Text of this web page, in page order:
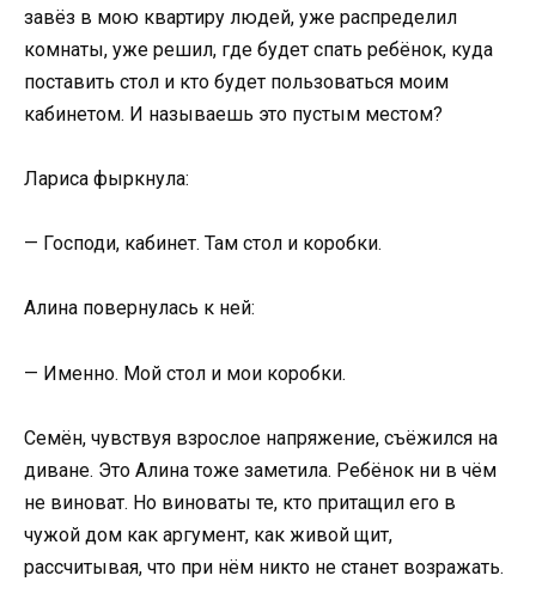
завёз в мою квартиру людей, уже распределил
комнаты, уже решил, где будет спать ребёнок, куда
поставить стол и кто будет пользоваться моим
кабинетом. И называешь это пустым местом?
Лариса фыркнула:
— Господи, кабинет. Там стол и коробки.
Алина повернулась к ней:
— Именно. Мой стол и мои коробки.
Семён, чувствуя взрослое напряжение, съёжился на
диване. Это Алина тоже заметила. Ребёнок ни в чём
не виноват. Но виноваты те, кто притащил его в
чужой дом как аргумент, как живой щит,
рассчитывая, что при нём никто не станет возражать.